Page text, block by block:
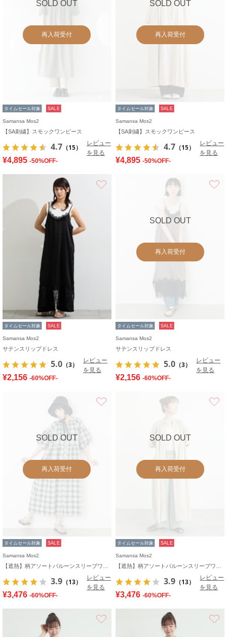
SOLD OUT
再入荷受付
タイムセール対象 SALE
Samansa Mos2
【SA刺繍】スモックワンピース
4.7 （15）
レビュー
を見る
¥4,895 -50%OFF-
SOLD OUT
再入荷受付
タイムセール対象 SALE
Samansa Mos2
【SA刺繍】スモックワンピース
4.7 （15）
レビュー
を見る
¥4,895 -50%OFF-
タイムセール対象 SALE
Samansa Mos2
サテンスリップドレス
5.0 （3）
レビュー
を見る
¥2,156 -60%OFF-
SOLD OUT
再入荷受付
タイムセール対象 SALE
Samansa Mos2
サテンスリップドレス
5.0 （3）
レビュー
を見る
¥2,156 -60%OFF-
SOLD OUT
再入荷受付
タイムセール対象 SALE
Samansa Mos2
3.9 （13）
レビュー
を見る
¥3,476 -60%OFF-
SOLD OUT
再入荷受付
タイムセール対象 SALE
Samansa Mos2
3.9 （13）
レビュー
を見る
¥3,476 -60%OFF-